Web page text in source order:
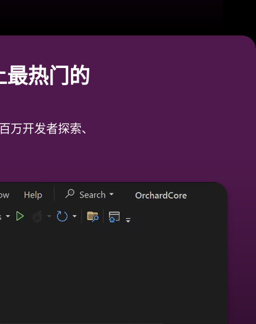
热门的
开发者探索、